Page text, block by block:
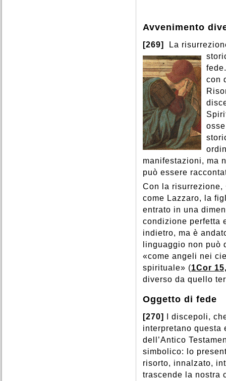
Avvenimento
[269]
La
con
manifestazioni, ma
può essere
Con la risurrezione,
come Lazzaro, la
entrato in una
condizione perfetta
indietro, ma è
linguaggio non può
«come angeli nei
spirituale» (1Cor
diverso da quello
Oggetto di fede
[270]
I discepoli,
interpretano questa
dell’Antico
simbolico: lo
risorto, innalzato,
trascende la nostra